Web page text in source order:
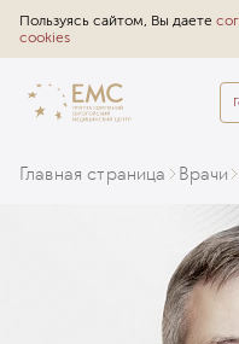
Пользуясь сайтом, Вы даете
cookies
Главная страница Врачи